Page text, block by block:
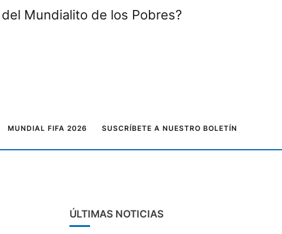
Mundialito de los Pobres?
MUNDIAL FIFA 2026 SUSCRÍBETE A NUESTRO BOLETÍN
ÚLTIMAS NOTICIAS